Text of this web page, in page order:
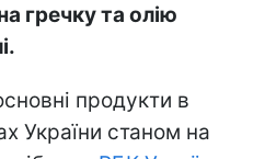
гречку та олію
продукти в
України станом на